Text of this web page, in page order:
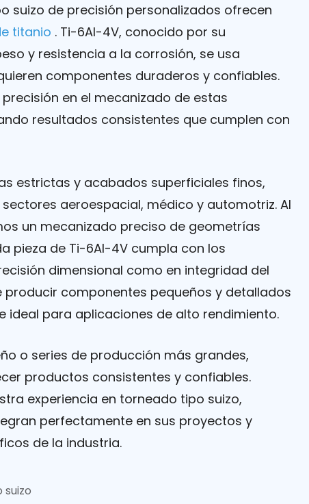
suizo de precisión personalizados ofrecen
titanio . Ti-6Al-4V, conocido por su
y resistencia a la corrosión, se usa
componentes duraderos y confiables.
en el mecanizado de estas
resultados consistentes que cumplen con
estrictas y acabados superficiales finos,
aeroespacial, médico y automotriz. Al
un mecanizado preciso de geometrías
pieza de Ti-6Al-4V cumpla con los
dimensional como en integridad del
componentes pequeños y detallados
ideal para aplicaciones de alto rendimiento.
o series de producción más grandes,
productos consistentes y confiables.
experiencia en torneado tipo suizo,
perfectamente en sus proyectos y
de la industria.